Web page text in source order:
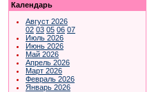
Календарь
Август 2026
02 03 05 06 07
Июль 2026
Июнь 2026
Май 2026
Апрель 2026
Март 2026
Февраль 2026
Январь 2026